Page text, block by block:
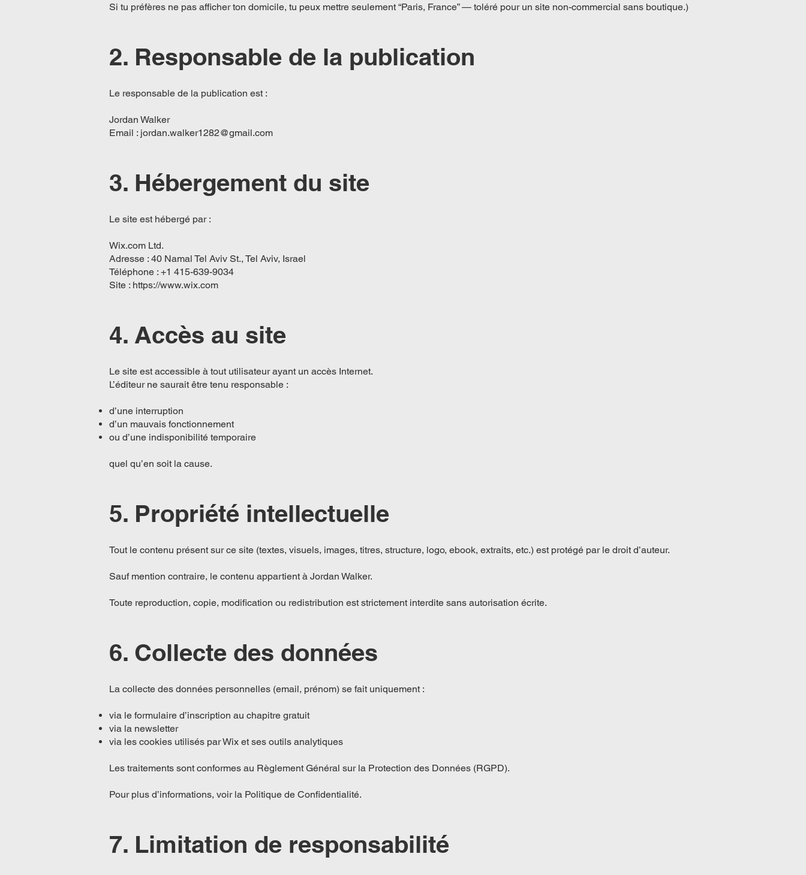
Si tu préfères ne pas afficher ton domicile, tu peux mettre seulement “Paris, France” — toléré pour un site non-commercial sans boutique.)
2. Responsable de la publication
Le responsable de la publication est :
Jordan Walker
Email : jordan.walker1282@gmail.com
3. Hébergement du site
Le site est hébergé par :
Wix.com Ltd.
Adresse : 40 Namal Tel Aviv St., Tel Aviv, Israel
Téléphone : +1 415-639-9034
Site : https://www.wix.com
4. Accès au site
Le site est accessible à tout utilisateur ayant un accès Internet.
L’éditeur ne saurait être tenu responsable :
d’une interruption
d’un mauvais fonctionnement
ou d’une indisponibilité temporaire
quel qu’en soit la cause.
5. Propriété intellectuelle
Tout le contenu présent sur ce site (textes, visuels, images, titres, structure, logo, ebook, extraits, etc.) est protégé par le droit d’auteur.
Sauf mention contraire, le contenu appartient à Jordan Walker.
Toute reproduction, copie, modification ou redistribution est strictement interdite sans autorisation écrite.
6. Collecte des données
La collecte des données personnelles (email, prénom) se fait uniquement :
via le formulaire d’inscription au chapitre gratuit
via la newsletter
via les cookies utilisés par Wix et ses outils analytiques
Les traitements sont conformes au Règlement Général sur la Protection des Données (RGPD).
Pour plus d’informations, voir la Politique de Confidentialité.
7. Limitation de responsabilité